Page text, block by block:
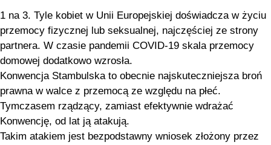
1 na 3. Tyle kobiet w Unii Europejskiej doświadcza w życiu
przemocy fizycznej lub seksualnej, najczęściej ze strony
partnera. W czasie pandemii COVID-19 skala przemocy
domowej dodatkowo wzrosła.
Konwencja Stambulska to obecnie najskuteczniejsza broń
prawna w walce z przemocą ze względu na płeć.
Tymczasem rządzący, zamiast efektywnie wdrażać
Konwencję, od lat ją atakują.
Takim atakiem jest bezpodstawny wniosek złożony przez